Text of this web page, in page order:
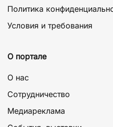
Политика
Условия и требования
О портале
О нас
Сотрудничество
Медиареклама